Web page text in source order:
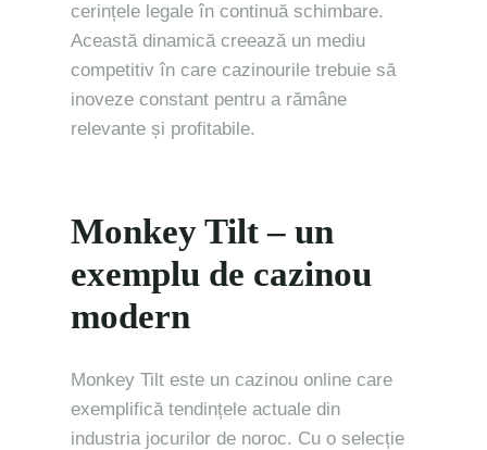
cerințele legale în continuă schimbare.
Această dinamică creează un mediu
competitiv în care cazinourile trebuie să
inoveze constant pentru a rămâne
relevante și profitabile.
Monkey Tilt – un
exemplu de cazinou
modern
Monkey Tilt este un cazinou online care
exemplifică tendințele actuale din
industria jocurilor de noroc. Cu o selecție